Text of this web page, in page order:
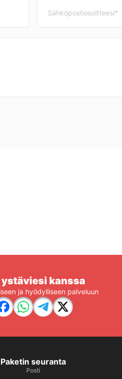
ystäviesi kanssa
ja hyödylliseen palveluun
Paketin seuranta
Posti